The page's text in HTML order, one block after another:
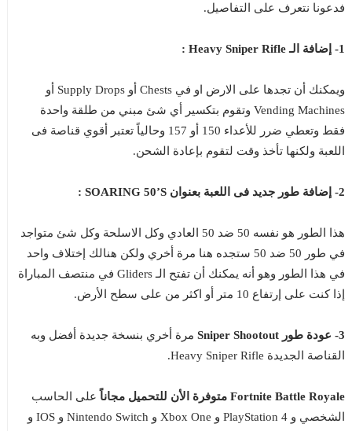
فدعونا نتعرف على التفاصيل.
1- إضافة الـ Heavy Sniper Rifle :
ويمكنك أن تجدها على الارض او في Chests أو Supply Drops أو
Vending Machines وتقوم بتكسير أي شئ مبني من طلقة واحدة
فقط وتعطي ضرر للأعداء 150 أو 157 وحالياً تعتبر أقوي قناصة فى
اللعبة ولكنها تأخذ وقت لتقوم بإعادة الشحن.
2- إضافة طور جديد فى اللعبة بعنوان SOARING 50’S :
هذا الطور هو نفسه 50 ضد 50 العادي وكل الاسلحة وكل شئ متواجد
في طور 50 ضد 50 ستجده هنا مرة أخري ولكن هنالك إختلاف واحد
في هذا الطور وهو أنه يمكنك أن تفتح الـ Gliders في منتصف المباراة
إذا كنت على إرتفاع 10 متر أو اكثر من على سطح الأرض.
3- عودة طور Sniper Shootout
مرة أخري بنسخة جديدة أفضل وبه
القناصة الجديدة Heavy Sniper Rifle.
Fortnite Battle Royale متوفرة الأن للتحميل مجاناً
على الحاسب
الشخصي و PlayStation 4 و Xbox One و Nintendo Switch و IOS و